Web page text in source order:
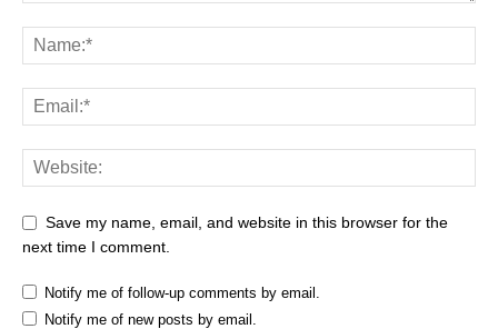
Save my name, email, and website in this browser for the
next time I comment.
Notify me of follow-up comments by email.
Notify me of new posts by email.